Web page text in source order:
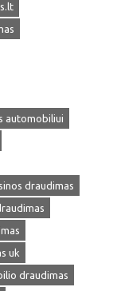
automobiliui
draudimas
uk
draudimas